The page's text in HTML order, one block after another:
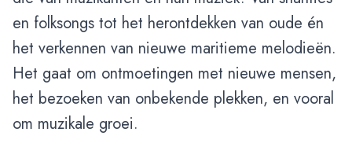
en folksongs tot het herontdekken van oude én
het verkennen van nieuwe maritieme melodieën.
Het gaat om ontmoetingen met nieuwe mensen,
het bezoeken van onbekende plekken, en vooral
om muzikale groei.